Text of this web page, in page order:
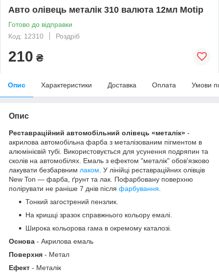
Авто олівець металік 310 валюта 12мл Motip
Готово до відправки
Код: 12310
Роздріб
210 ₴
Опис Характеристики Доставка Оплата Умови
Опис
Реставраційний автомобільний олівець «металік» -
акрилова автомобільна фарба з металізованим пігментом в
алюмінієвій тубі. Використовується для усунення подряпин та
сколів на автомобілях. Емаль з ефектом "металік" обов'язково
лакувати безбарвним лаком . У лінійці реставраційних олівців
New Ton — фарба, ґрунт та лак. Пофарбовану поверхню
полірувати не раніше 7 днів після фарбування
Тонкий загострений пензлик.
На кришці зразок справжнього кольору емалі.
Широка кольорова гама в окремому каталозі.
Основа - Акрилова емаль
Поверхня - Метал
Ефект - Металік